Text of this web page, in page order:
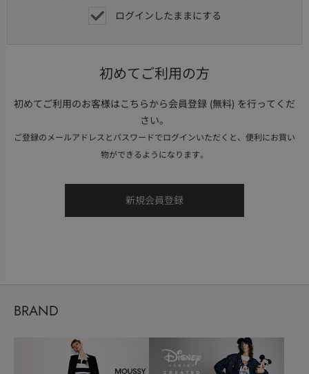
ログインしたままにする
初めてご利用の方
初めてご利用のお客様はこちらから会員登録 (無料) を行ってくだ
さい。
ご登録のメールアドレスとパスワードでログインいただくと、便利にお買い
物ができるようになります。
BRAND